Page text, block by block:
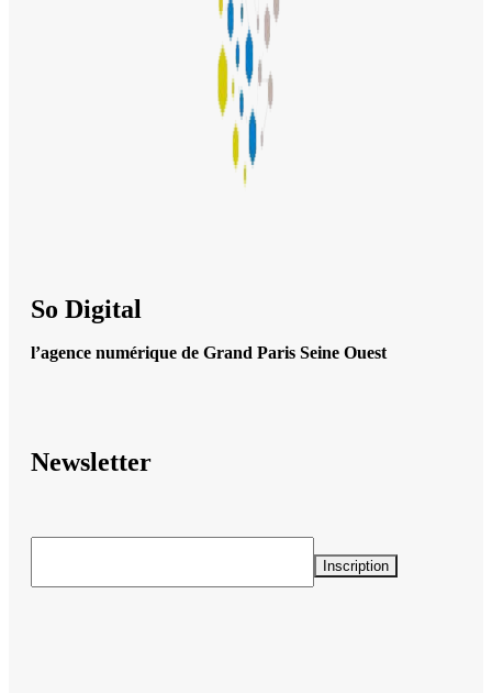
So Digital
l’agence numérique de Grand Paris Seine Ouest
Newsletter